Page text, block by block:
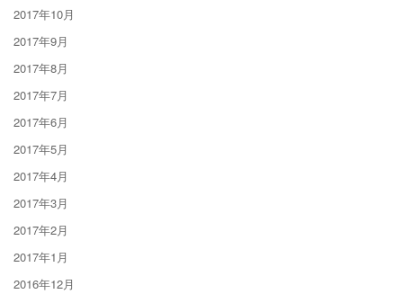
2017年10月
2017年9月
2017年8月
2017年7月
2017年6月
2017年5月
2017年4月
2017年3月
2017年2月
2017年1月
2016年12月